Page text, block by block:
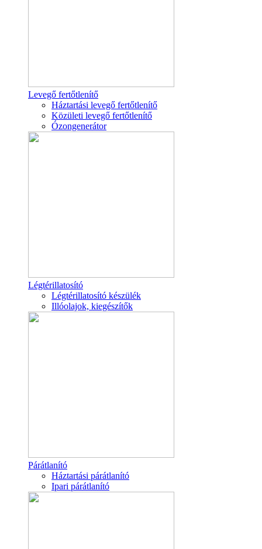
Levegő fertőtlenítő
Háztartási levegő fertőtlenítő
Közületi levegő fertőtlenítő
Ózongenerátor
Légtérillatosító
Légtérillatosító készülék
Illóolajok, kiegészítők
Párátlanító
Háztartási párátlanító
Ipari párátlanító